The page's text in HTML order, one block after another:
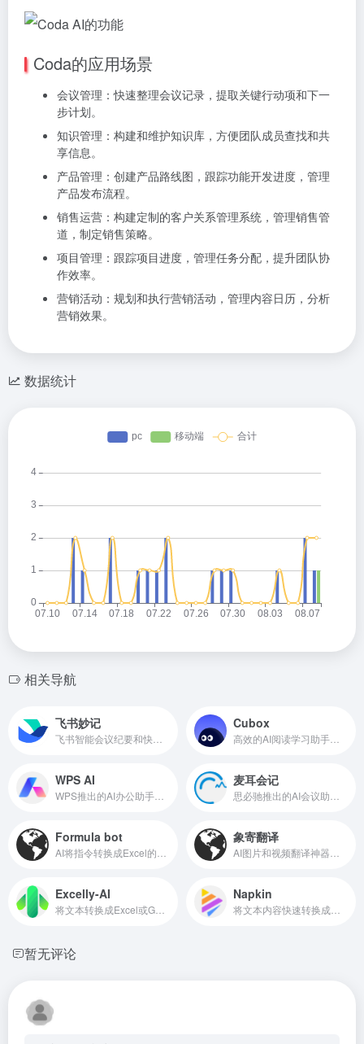
Coda的应用场景
会议管理：快速整理会议记录，提取关键行动项和下一
步计划。
知识管理：构建和维护知识库，方便团队成员查找和共
享信息。
产品管理：创建产品路线图，跟踪功能开发进度，管理
产品发布流程。
销售运营：构建定制的客户关系管理系统，管理销售管
道，制定销售策略。
项目管理：跟踪项目进度，管理任务分配，提升团队协
作效率。
营销活动：规划和执行营销活动，管理内容日历，分析
营销效果。
数据统计
相关导航
飞书妙记 Cubox
WPS AI 麦耳会记
Formula bot 象寄翻译
Excelly-AI Napkin
暂无评论